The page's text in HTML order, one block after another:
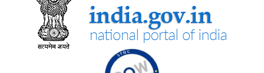
सीएसआईआर-एनआईएससीपीआर ने “लोकप्रिय विज्ञान लेखन” पर दो दिवसीय
कौशल प्रशिक्षण कार्यक्रम आयोजित किया और प्रतिभागियों को सामान्य जन
तक विज्ञान का संचार करने के लिए प्रेरित किया
केन्‍द्रीय मंत्री डॉ. जितेंद्र सिंह ने लखनऊ में सीएसआईआर-एनबीआरआई द्वारा
विकसित अपनी तरह का पहला 'इको-एजुकेशनल हब' राष्ट्र को समर्पित किया